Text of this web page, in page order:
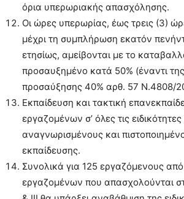
όρια υπερωριακής απασχόλησης.
Οι ώρες υπερωρίας, έως τρεις (3)
μέχρι τη συμπλήρωση εκατόν
ετησίως, αμείβονται με το
προσαυξημένο κατά 50% (έναντι
προσαύξησης 40% αρθ. 57 Ν.4808/
Εκπαίδευση και τακτική
εργαζομένων σ’ όλες τις
αναγνωρισμένους και
εκπαίδευσης.
Συνολικά για 125 εργαζόμενους
εργαζομένων που απασχολούνται